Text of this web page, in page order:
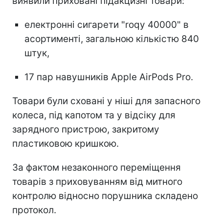
електронні сигарети "roqy 40000" в
асортименті, загальною кількістю 840
штук,
17 пар навушників Apple AirPods Pro.
Товари були сховані у ніші для запасного
колеса, під капотом та у відсіку для
зарядного пристрою, закритому
пластиковою кришкою.
За фактом незаконного переміщення
товарів з приховуванням від митного
контролю відносно порушника складено
протокол.